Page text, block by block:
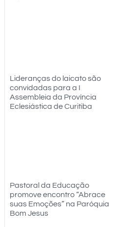
Lideranças do laicato são
convidadas para a I
Assembleia da Província
Eclesiástica de Curitiba
Pastoral da Educação
promove encontro “Abrace
suas Emoções” na Paróquia
Bom Jesus